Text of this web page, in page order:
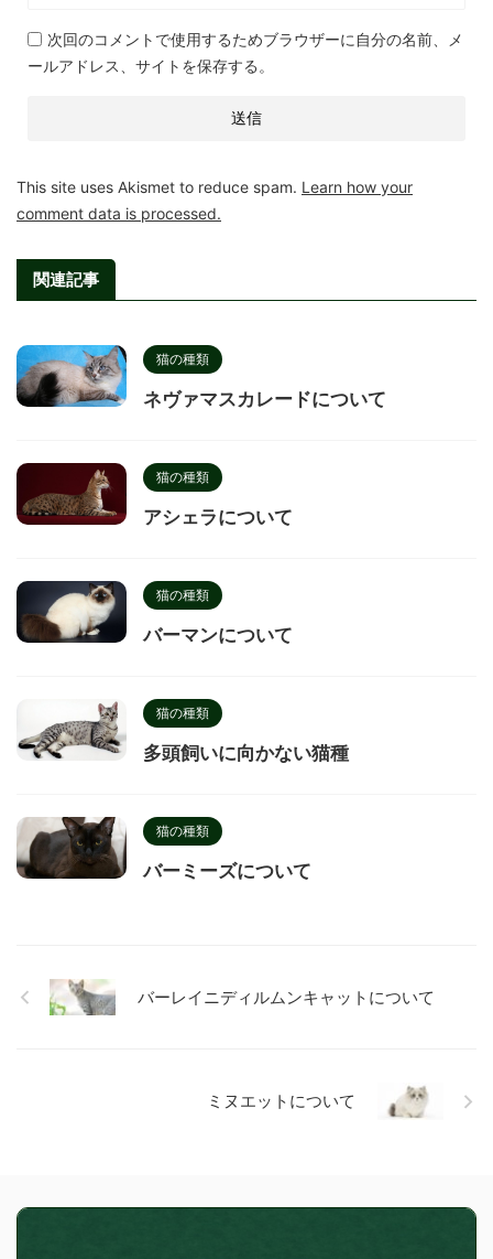
次回のコメントで使用するためブラウザーに自分の名前、メ
ールアドレス、サイトを保存する。
This site uses Akismet to reduce spam. Learn how your
comment data is processed.
関連記事
猫の種類
ネヴァマスカレードについて
猫の種類
アシェラについて
猫の種類
バーマンについて
猫の種類
多頭飼いに向かない猫種
猫の種類
バーミーズについて
バーレイニディルムンキャットについて
ミヌエットについて